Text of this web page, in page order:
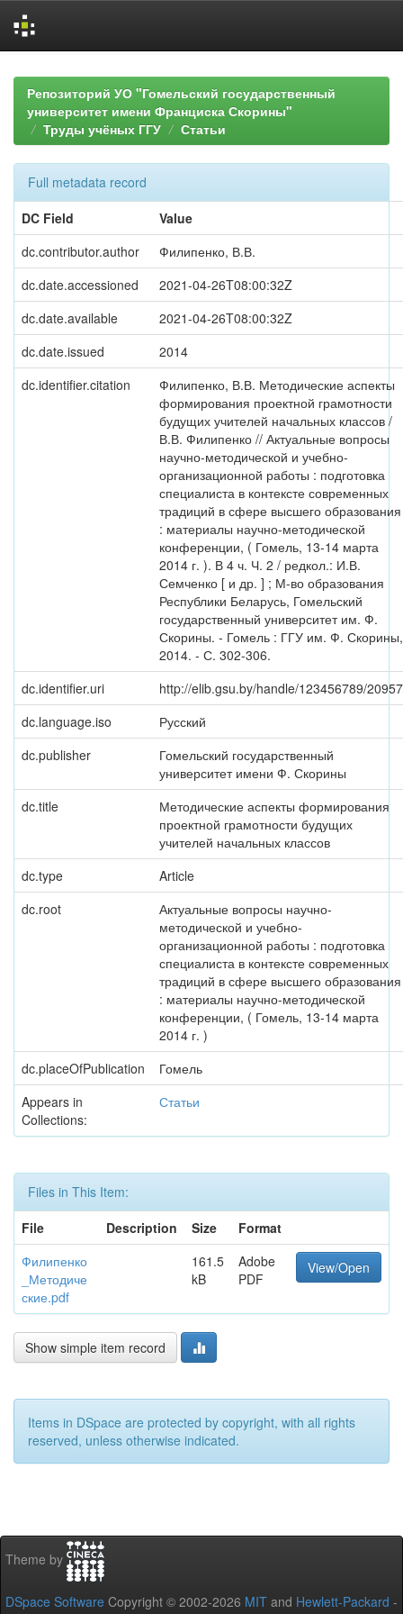
navigationРепозиторий УО "Гомельский государственный
университет имени Франциска Скорины"
Труды учёных ГГУ
Статьи
Full metadata record
DC Field
Value
dc.contributor.author
Филипенко, В.В.
dc.date.accessioned
2021-04-26T08:00:32Z
dc.date.available
2021-04-26T08:00:32Z
dc.date.issued
2014
dc.identifier.citation
Филипенко, В.В. Методические аспекты
формирования проектной грамотности
будущих учителей начальных классов /
В.В. Филипенко // Актуальные вопросы
научно-методической и учебно-
организационной работы : подготовка
специалиста в контексте современных
традиций в сфере высшего образования
: материалы научно-методической
конференции, ( Гомель, 13-14 марта
2014 г. ). В 4 ч. Ч. 2 / редкол.: И.В.
Семченко [ и др. ] ; М-во образования
Республики Беларусь, Гомельский
государственный университет им. Ф.
Скорины. - Гомель : ГГУ им. Ф. Скорины,
2014. - С. 302-306.
dc.identifier.uri
http://elib.gsu.by/handle/123456789/20957
dc.language.iso
Русский
dc.publisher
Гомельский государственный
университет имени Ф. Скорины
dc.title
Методические аспекты формирования
проектной грамотности будущих
учителей начальных классов
dc.type
Article
dc.root
Актуальные вопросы научно-
методической и учебно-
организационной работы : подготовка
специалиста в контексте современных
традиций в сфере высшего образования
: материалы научно-методической
конференции, ( Гомель, 13-14 марта
2014 г. )
dc.placeOfPublication
Гомель
Appears in
Collections:
Статьи
Files in This Item:
File
Description Size
Format
Филипенко
_Методиче
ские.pdf
161.5
kB
Adobe
PDF
View/Open
Show simple item record
Items in DSpace are protected by copyright, with all rights
reserved, unless otherwise indicated.
Theme by
DSpace Software Copyright © 2002-2026 MIT and Hewlett-Packard -